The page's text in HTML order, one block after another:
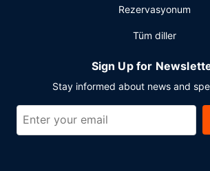
Rezervasyonum
Tüm diller
Sign Up for
Stay informed about news and